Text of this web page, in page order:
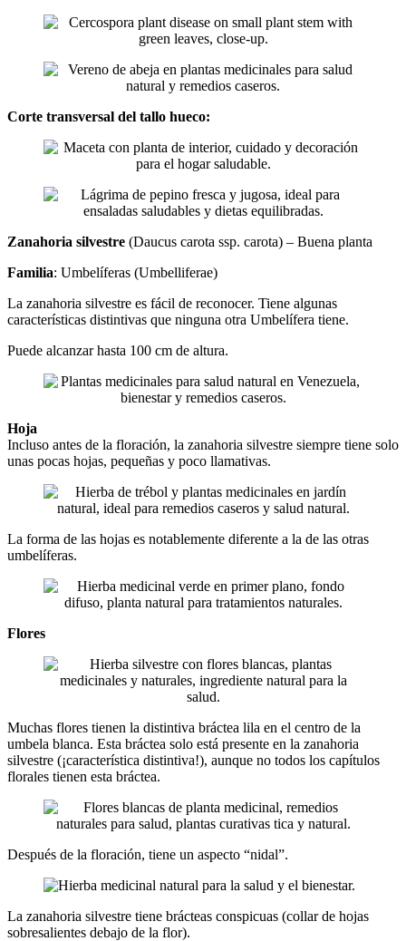
Corte transversal del tallo hueco:
Zanahoria silvestre (Daucus carota ssp. carota) – Buena planta
Familia: Umbelíferas (Umbelliferae)
La zanahoria silvestre es fácil de reconocer. Tiene algunas
características distintivas que ninguna otra Umbelífera tiene.
Puede alcanzar hasta 100 cm de altura.
Hoja
Incluso antes de la floración, la zanahoria silvestre siempre tiene solo
unas pocas hojas, pequeñas y poco llamativas.
La forma de las hojas es notablemente diferente a la de las otras
umbelíferas.
Flores
Muchas flores tienen la distintiva bráctea lila en el centro de la
umbela blanca. Esta bráctea solo está presente en la zanahoria
silvestre (¡característica distintiva!), aunque no todos los capítulos
florales tienen esta bráctea.
Después de la floración, tiene un aspecto “nidal”.
La zanahoria silvestre tiene brácteas conspicuas (collar de hojas
sobresalientes debajo de la flor).